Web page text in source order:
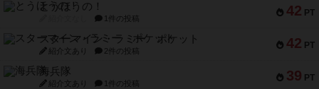
42 PT
とうほうの！
1件の投稿
42 PT
スターマイン・ラミー ポケット
紹介文あり 2件の投稿
39 PT
海兵隊
紹介文あり 1件の投稿